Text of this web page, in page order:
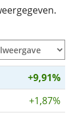
+9,91%
+1,87%